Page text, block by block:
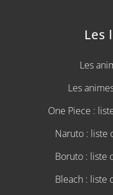
Les
Les
Les
One Piece :
Naruto : liste
Boruto : liste
Bleach : liste